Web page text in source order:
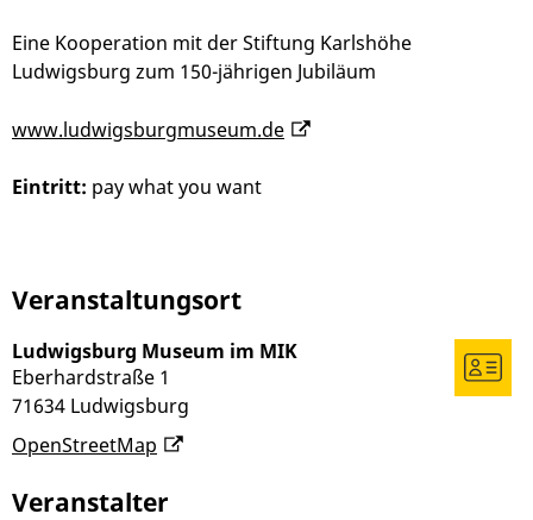
Eine Kooperation mit der Stiftung Karlshöhe
Ludwigsburg zum 150-jährigen Jubiläum
www.ludwigsburgmuseum.de
Eintritt: pay what you want
Veranstaltungsort
Ludwigsburg Museum im MIK
Eberhardstraße 1
71634 Ludwigsburg
OpenStreetMap
Veranstalter